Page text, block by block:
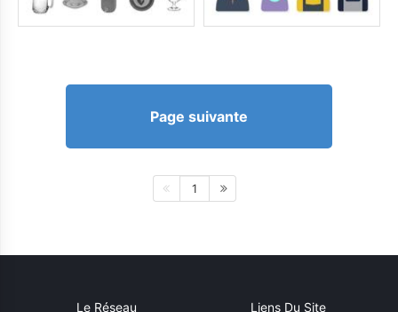
Page suivante
1
Le Réseau Liens Du Site